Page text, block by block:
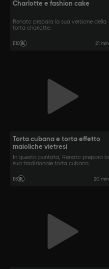
Charlotte e fashion cake
Renato prepara la sua versione della
torta charlotte.
E10 21 min
Torta cubana e torta effetto
maioliche vietresi
In questa puntata, Renato prepara la
sua tradizionale torta cubana.
E8 20 min